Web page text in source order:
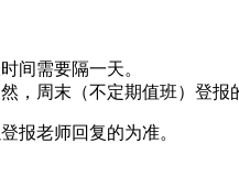
间需要隔一天。
，周末（不定期值班）登
报老师回复的为准。